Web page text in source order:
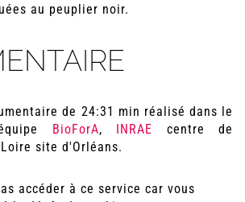
au peuplier noir.
de 24:31 min réalisé dans le
BioForA, INRAE centre de
site d'Orléans.
accéder à ce service car vous